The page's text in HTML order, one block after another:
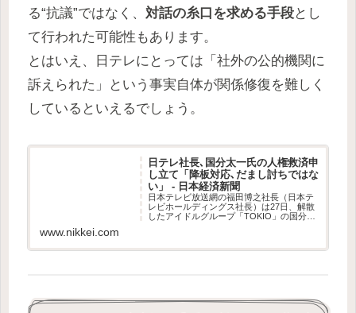
る“抗議”ではなく、 対話の糸口を求める手段とし
て行われた可能性もあります。
とはいえ、日テレにとっては「社外の公的機関に
訴えられた」という事実自体が関係修復を難しく
しているといえるでしょう。
日テレ社長､国分太一氏の人権救済申
し立て「降板対応､だまし討ちではな
い」 - 日本経済新聞
日本テレビ放送網の福田博之社長（日本テ
レビホールディングス社長）は27日、解散
したアイドルグループ「TOKIO」の国分太
「大変...
www.nikkei.com